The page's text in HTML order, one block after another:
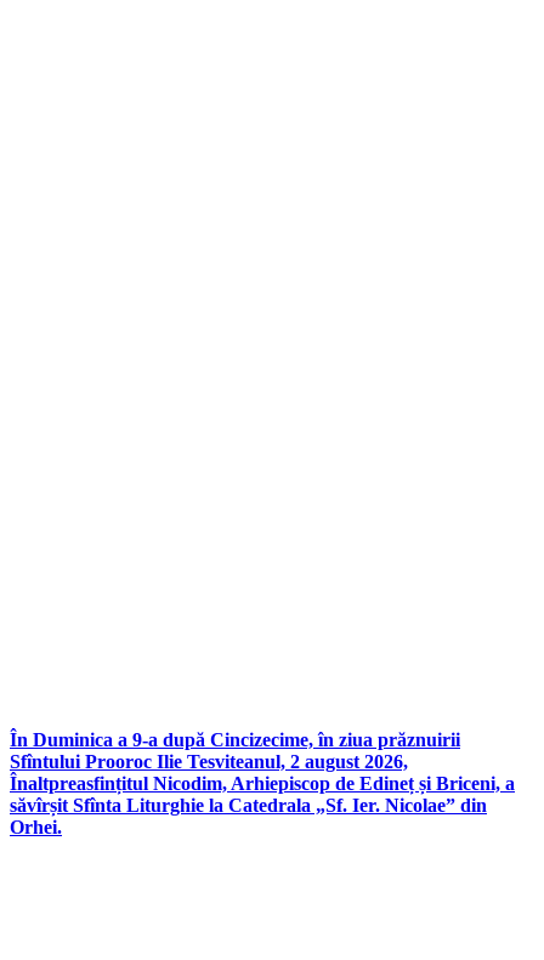
În Duminica a 9-a după Cincizecime, în ziua prăznuirii
Sfîntului Prooroc Ilie Tesviteanul, 2 august 2026,
Înaltpreasfințitul Nicodim, Arhiepiscop de Edineț și Briceni, a
săvîrșit Sfînta Liturghie la Catedrala „Sf. Ier. Nicolae” din
Orhei.